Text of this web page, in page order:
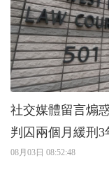
社交媒體留言煽
判囚兩個月緩刑3
08月03日 08:52:48